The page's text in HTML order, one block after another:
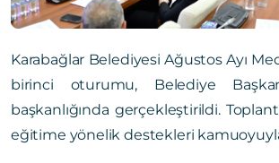
Karabağlar Belediyesi Ağustos Ayı
birinci oturumu, Belediye
başkanlığında gerçekleştirildi.
eğitime yönelik destekleri kamuoyuyla